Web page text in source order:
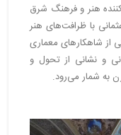
هنر و فرهنگ شرق
با ظرافت‌های هنر
از شاهکارهای معماری
و نشانی از تحول و
به شمار می‌رود.